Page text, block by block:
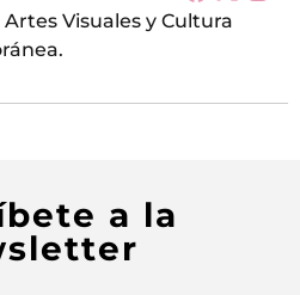
Visuales y Cultura
a la